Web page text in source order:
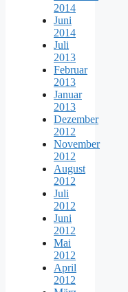
2014
Juni
2014
Juli
2013
Februar
2013
Januar
2013
Dezember
2012
November
2012
August
2012
Juli
2012
Juni
2012
Mai
2012
April
2012